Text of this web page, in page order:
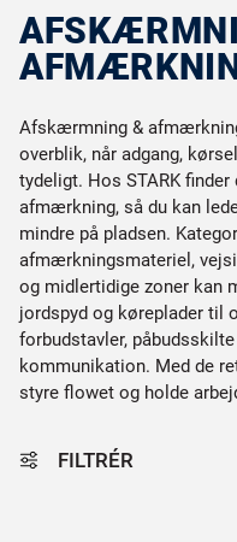
Afskærmning &
overblik, når adgang,
tydeligt. Hos STARK
afmærkning, så du kan
mindre på pladsen.
afmærkningsmateriel,
og midlertidige zoner kan
jordspyd og køreplader til
forbudstavler,
kommunikation. Med de
styre flowet og holde
FILTRÉR